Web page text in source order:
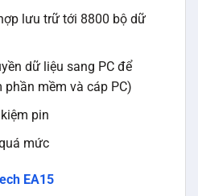
lưu trữ tới 8800 bộ dữ
dữ liệu sang PC để
mềm và cáp PC)
pin
mức
EA15